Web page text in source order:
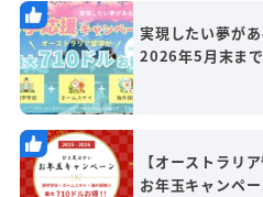
実現したい夢が
2026年5月末まで
【オーストラリ
お年玉キャンペ